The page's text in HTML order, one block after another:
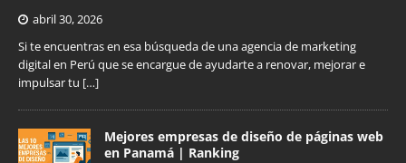
abril 30, 2026
Si te encuentras en esa búsqueda de una agencia de marketing
digital en Perú que se encargue de ayudarte a renovar, mejorar e
impulsar tu […]
Mejores empresas de diseño de páginas web
en Panamá | Ranking